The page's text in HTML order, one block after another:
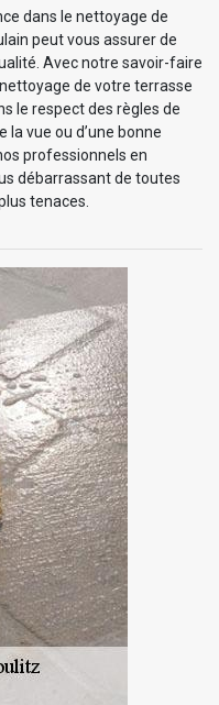
dans le nettoyage de
peut vous assurer de
Avec notre savoir-faire
de votre terrasse
le respect des règles de
la vue ou d’une bonne
professionnels en
débarrassant de toutes
tenaces.